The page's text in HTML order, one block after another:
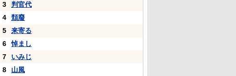
3
判官代
4
頽廢
5
来寄る
6
悼まし
7
いみじ
8
山風